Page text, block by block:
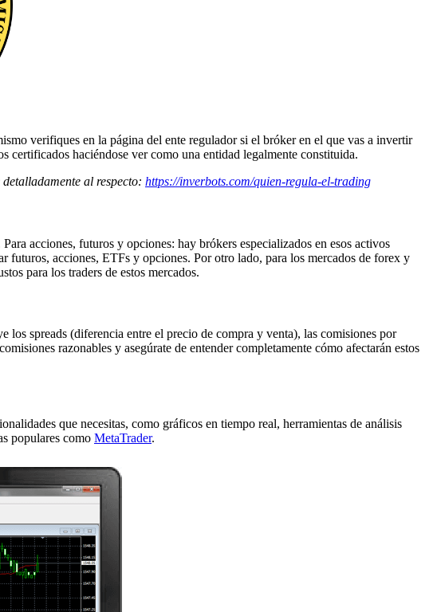
verifiques en la página del ente regulador si el bróker en el que vas a invertir
certificados haciéndose ver como una entidad legalmente constituida.
al respecto: https://inverbots.com/quien-regula-el-trading
acciones, futuros y opciones: hay brókers especializados en esos activos
acciones, ETFs y opciones. Por otro lado, para los mercados de forex y
para los traders de estos mercados.
spreads (diferencia entre el precio de compra y venta), las comisiones por
razonables y asegúrate de entender completamente cómo afectarán estos
que necesitas, como gráficos en tiempo real, herramientas de análisis
populares como MetaTrader.